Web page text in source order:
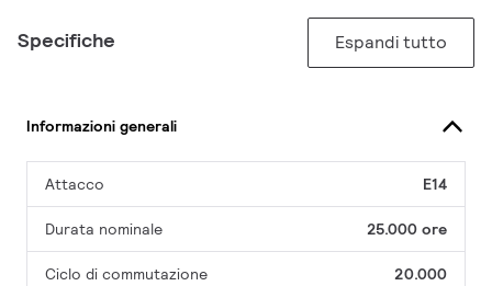
Specifiche Espandi tutto
Informazioni generali
Attacco E14
Durata nominale 25.000 ore
Ciclo di commutazione
20.000